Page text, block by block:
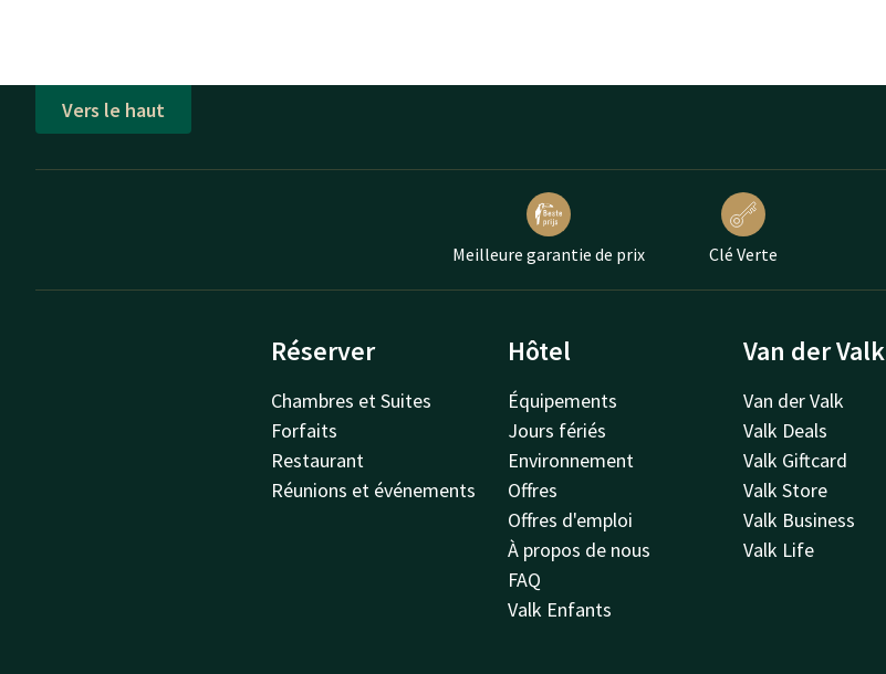
Vers le haut
Meilleure garantie de prix Clé Verte
Réserver
Chambres et Suites
Forfaits
Restaurant
Réunions et événements
Hôtel
Équipements
Jours fériés
Environnement
Offres
Offres d'emploi
À propos de nous
FAQ
Valk Enfants
Van der Valk
Van der Valk
Valk Deals
Valk Giftcard
Valk Store
Valk Business
Valk Life